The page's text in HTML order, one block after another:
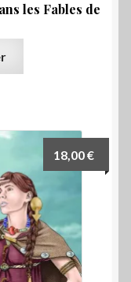
les Fables de
18,00€